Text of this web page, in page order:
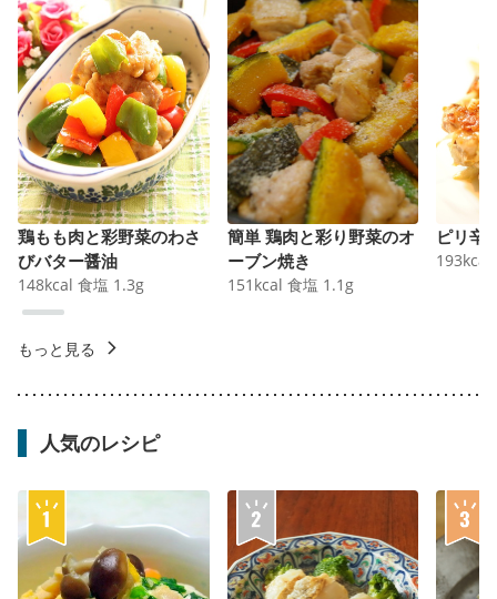
鶏もも肉と彩野菜のわさ
びバター醤油
148kcal 食塩 1.3g
簡単 鶏肉と彩り野菜のオ
ーブン焼き
151 kcal 食塩 1.1 g
ピリ辛
193kcal
もっと見る
人気のレシピ